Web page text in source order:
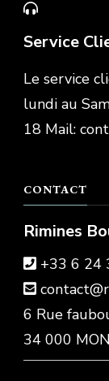
Service
Le service
lundi au
18 Mail:
CONTACT
Rimines
+33 6 24
6 Rue
34 000